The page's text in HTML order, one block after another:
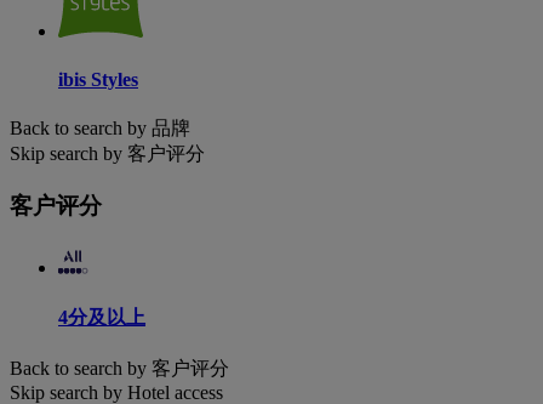
ibis Styles
Back to search by 品牌
Skip search by 客户评分
客户评分
4分及以上
Back to search by 客户评分
Skip search by Hotel access